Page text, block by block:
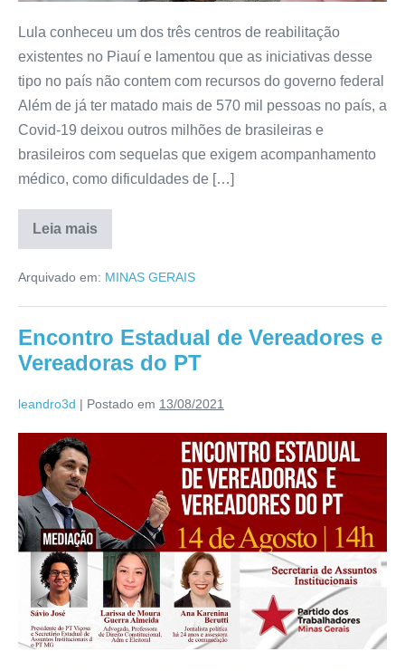
Lula conheceu um dos três centros de reabilitação
existentes no Piauí e lamentou que as iniciativas desse
tipo no país não contem com recursos do governo federal
Além de já ter matado mais de 570 mil pessoas no país, a
Covid-19 deixou outros milhões de brasileiras e
brasileiros com sequelas que exigem acompanhamento
médico, como dificuldades de […]
Leia mais
Arquivado em: MINAS GERAIS
Encontro Estadual de Vereadores e
Vereadoras do PT
leandro3d | Postado em 13/08/2021